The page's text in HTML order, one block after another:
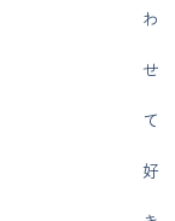
わ
せ
て
好